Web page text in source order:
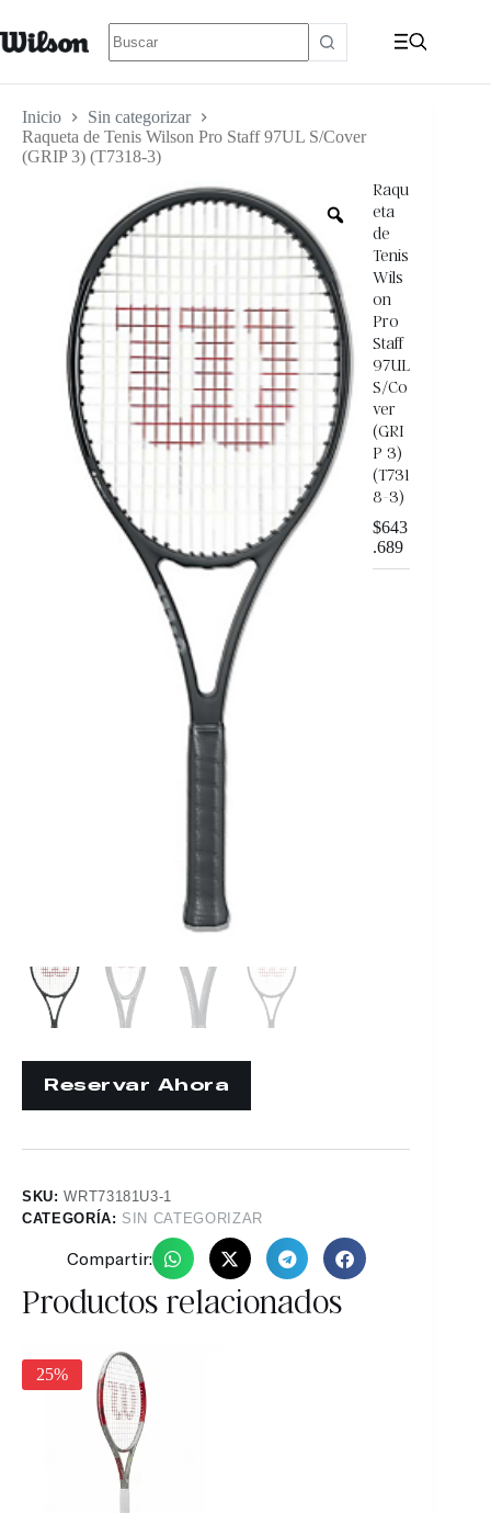
Inicio
Sin categorizar
Raqueta de Tenis Wilson Pro Staff 97UL S/Cover
(GRIP 3) (T7318-3)
Raqu
eta
de
Tenis
Wils
on
Pro
Staff
97UL
S/Co
ver
(GRI
P 3)
(T731
8-3)
$643
.689
SKU:WRT73181U3-1
CATEGORÍA: SIN CATEGORIZAR
Compartir:
Productos relacionados
25%